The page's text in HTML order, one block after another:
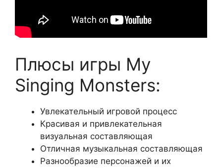
Плюсы игры My
Singing Monsters:
Увлекательный игровой процесс
Красивая и привлекательная
визуальная составляющая
Отличная музыкальная составляющая
Разнообразие персонажей и их